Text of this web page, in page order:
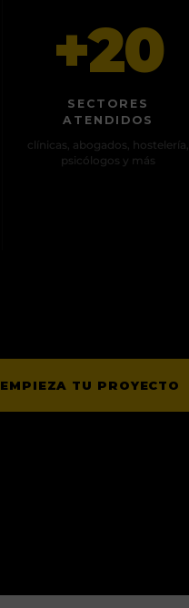
+20
SECTORES
ATENDIDOS
clínicas, abogados, hostelería,
psicólogos y más
EMPIEZA TU PROYECTO